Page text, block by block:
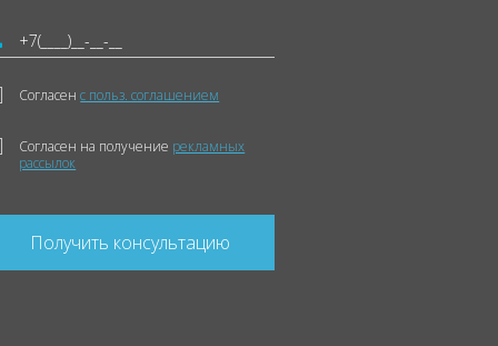
Согласенс польз. соглашением
Согласен на получение рекламных
рассылок
Получить консультацию